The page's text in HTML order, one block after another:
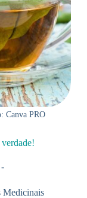
Canva PRO
Medicinais